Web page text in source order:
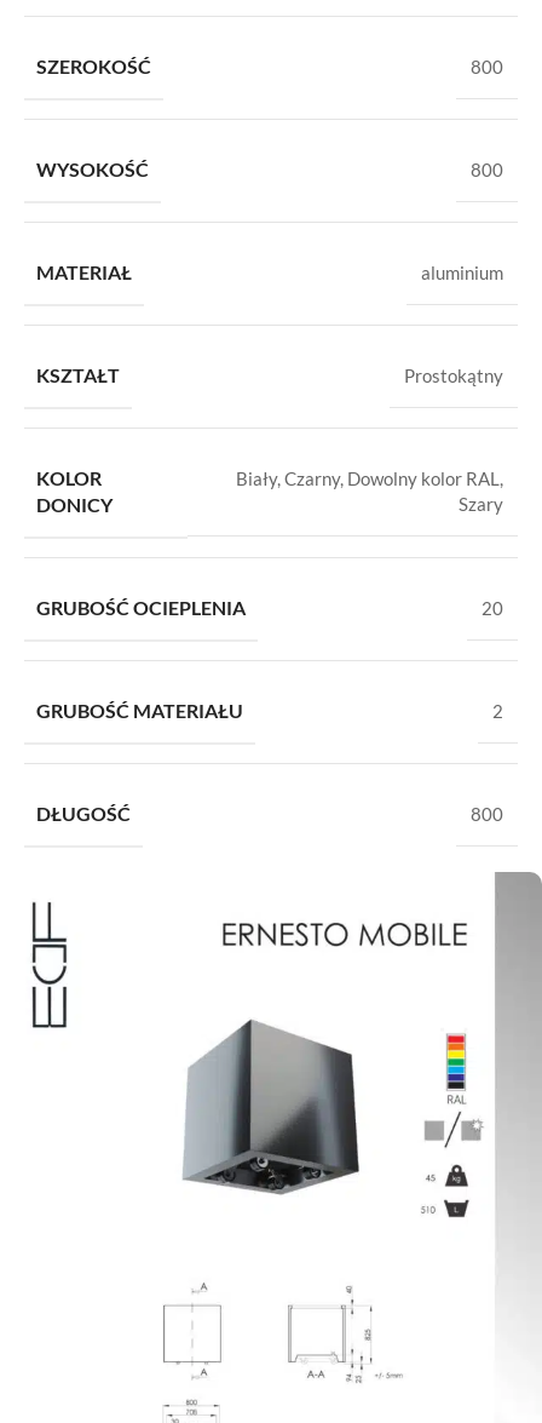
SZEROKOŚĆ 800
WYSOKOŚĆ 800
MATERIAŁ aluminium
KSZTAŁT Prostokątny
KOLOR
DONICY
Biały,Czarny, Dowolny kolor RAL,
Szary
GRUBOŚĆ OCIEPLENIA 20
GRUBOŚĆ MATERIAŁU 2
DŁUGOŚĆ 800